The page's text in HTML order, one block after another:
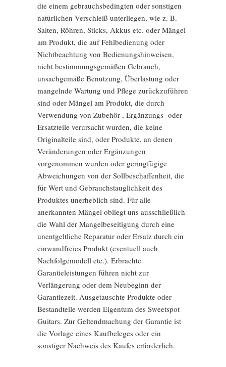
die einem gebrauchsbedingten oder sonstigen
natürlichen Verschleiß unterliegen, wie z. B.
Saiten, Röhren, Sticks, Akkus etc. oder Mängel
am Produkt, die auf Fehlbedienung oder
Nichtbeachtung von Bedienungshinweisen,
nicht bestimmungsgemäßen Gebrauch,
unsachgemäße Benutzung, Überlastung oder
mangelnde Wartung und Pflege zurückzuführen
sind oder Mängel am Produkt, die durch
Verwendung von Zubehör-, Ergänzungs- oder
Ersatzteile verursacht wurden, die keine
Originalteile sind, oder Produkte, an denen
Veränderungen oder Ergänzungen
vorgenommen wurden oder geringfügige
Abweichungen von der Sollbeschaffenheit, die
für Wert und Gebrauchstauglichkeit des
Produktes unerheblich sind. Für alle
anerkannten Mängel obliegt uns ausschließlich
die Wahl der Mangelbeseitigung durch eine
unentgeltliche Reparatur oder Ersatz durch ein
einwandfreies Produkt (eventuell auch
Nachfolgemodell etc.). Erbrachte
Garantieleistungen führen nicht zur
Verlängerung oder dem Neubeginn der
Garantiezeit. Ausgetauschte Produkte oder
Bestandteile werden Eigentum des Sweetspot
Guitars. Zur Geltendmachung der Garantie ist
die Vorlage eines Kaufbeleges oder ein
sonstiger Nachweis des Kaufes erforderlich.